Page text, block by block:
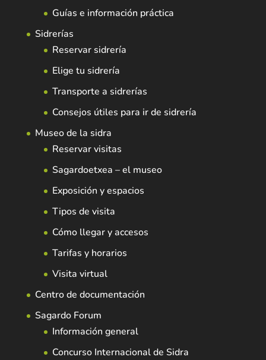
Guías e información práctica
Sidrerías
Reservar sidrería
Elige tu sidrería
Transporte a sidrerías
Consejos útiles para ir de sidrería
Museo de la sidra
Reservar visitas
Sagardoetxea – el museo
Exposición y espacios
Tipos de visita
Cómo llegar y accesos
Tarifas y horarios
Visita virtual
Centro de documentación
Sagardo Forum
Información general
Concurso Internacional de Sidra